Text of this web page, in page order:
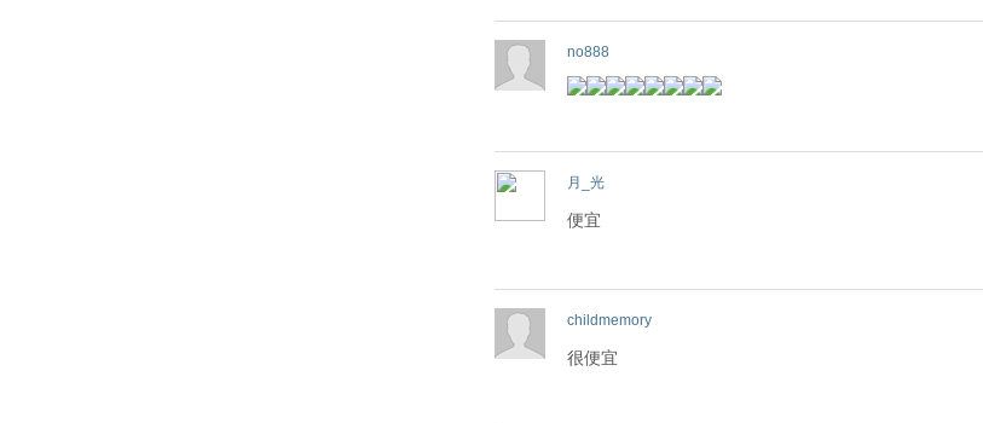
no888
月_光
便宜
childmemory
很便宜